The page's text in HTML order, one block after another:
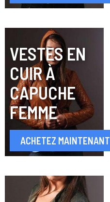
VESTES EN
CUIR À
CAPUCHE
FEMME
ACHETEZ MAINTENANT